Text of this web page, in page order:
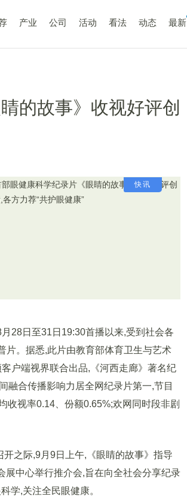
产业 公司 活动 看法 动态 最新
的故事》收视好评创
快讯
日至31日19:30首播以来,受到社会各
片。据悉,此片由教育部体育卫生与艺术
户端视界联合出品,《河西走廊》著名纪
融合传播影响力居全网纪录片第一,节目
收视率0.14、份额0.65%;欢网同时段非剧
之际,9月9日上午,《眼睛的故事》指导
展中心举行推介会,旨在向全社会分享纪录
学,关注全民眼健康。